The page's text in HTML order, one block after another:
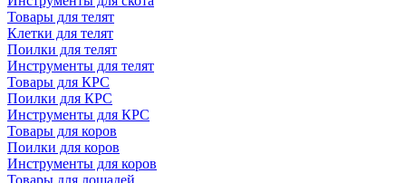
Товары для телят
Клетки для телят
Поилки для телят
Инструменты для телят
Товары для КРС
Поилки для КРС
Инструменты для КРС
Товары для коров
Поилки для коров
Инструменты для коров
Товары для лошадей